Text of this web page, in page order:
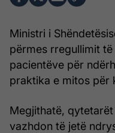
Ministri i
përmes rregullimit
pacientëve për
praktika e mitos për
Megjithatë,
vazhdon të jetë